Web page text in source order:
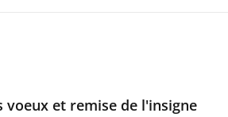
voeux et remise de l'insigne